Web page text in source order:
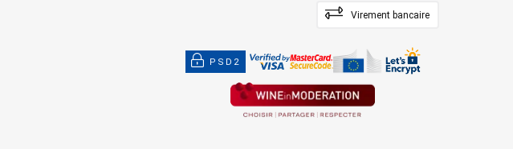
Virement bancaire
PSD2